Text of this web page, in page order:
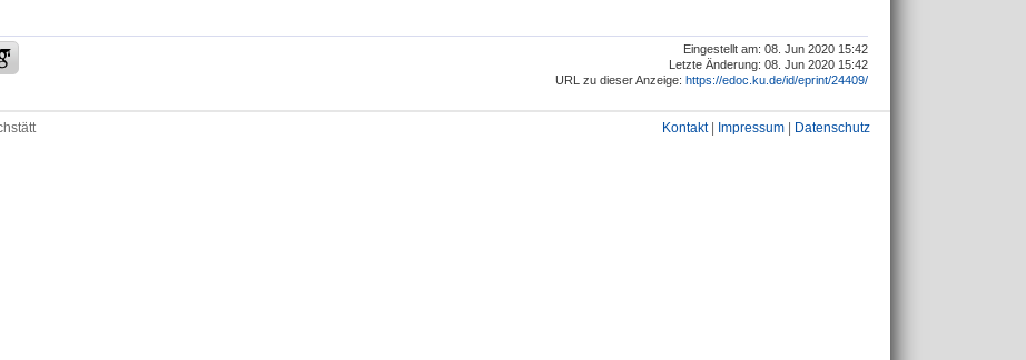
Eingestellt am: 08. Jun 2020 15:42
Letzte Änderung: 08. Jun 2020 15:42
URL zu dieser Anzeige: https://edoc.ku.de/id/eprint/24409/
Kontakt| Impressum Datenschutz